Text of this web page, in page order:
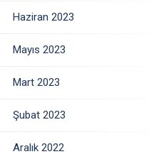
Haziran 2023
Mayıs 2023
Mart 2023
Şubat 2023
Aralık 2022